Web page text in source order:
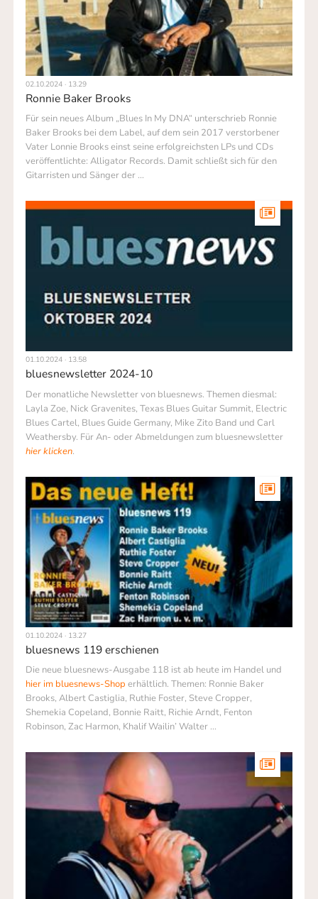
02.10.2024 · 13.29
Ronnie Baker Brooks
Für sein neues Album „Blues In My DNA“ unterschrieb Ronnie
Baker Brooks bei dem Label, auf dem sein 2017 verstorbener
Vater Lonnie Brooks einst seine erfolgreichsten LPs und CDs
veröffentlichte: Alligator Records. Damit schließt sich für den
Gitarristen und Sänger der …
01.10.2024 · 13.58
bluesnewsletter 2024-10
Der monatliche Newsletter von bluesnews. Themen diesmal:
Layla Zoe, Nick Gravenites, Texas Blues Guitar Summit, Electric
Blues Cartel, Blues Guide Germany, Mike Zito Band und Carl
Weathersby. Für An- oder Abmeldungen zum bluesnewsletter
hier klicken.
01.10.2024 · 13.27
bluesnews 119 erschienen
Die neue bluesnews-Ausgabe 118 ist ab heute im Handel und
hier im bluesnews-Shop erhältlich. Themen: Ronnie Baker
Brooks, Albert Castiglia, Ruthie Foster, Steve Cropper,
Shemekia Copeland, Bonnie Raitt, Richie Arndt, Fenton
Robinson, Zac Harmon, Khalif Wailin’ Walter ...